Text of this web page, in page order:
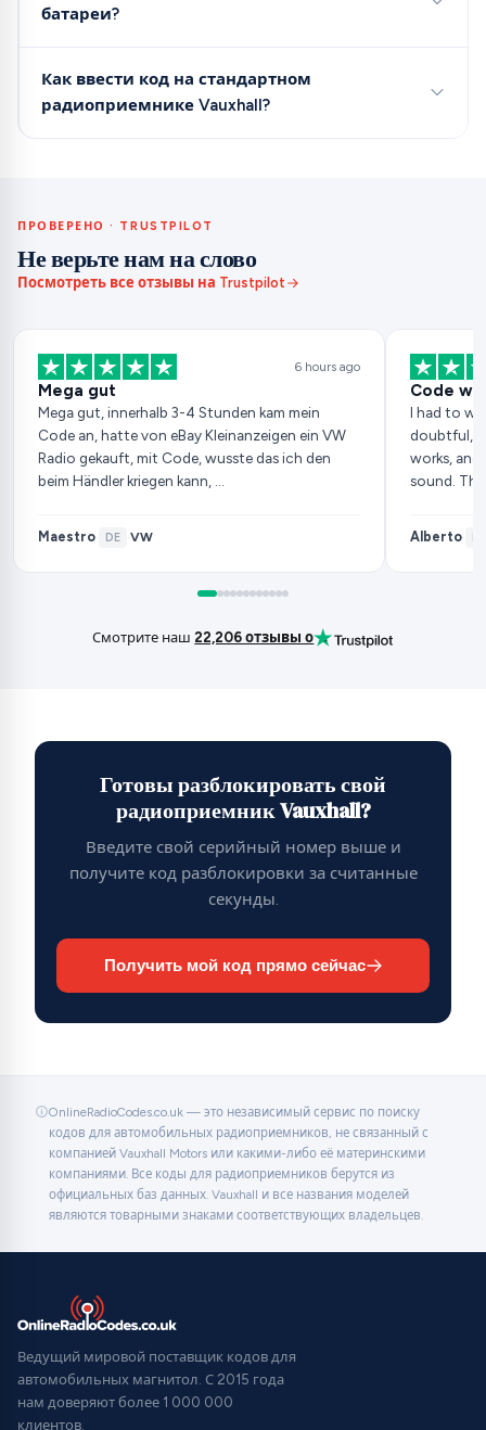
батареи?
Как ввести код на стандартном
радиоприемнике Vauxhall?
ПРОВЕРЕНО · TRUSTPILOT
Не верьте нам на слово
Посмотреть все отзывы на Trustpilot
6 hours ago
Mega gut
Mega gut, innerhalb 3-4 Stunden kam mein
Code an, hatte von eBay Kleinanzeigen ein VW
Radio gekauft, mit Code, wusste das ich den
beim Händler kriegen kann, …
Maestro· DE ·VW
Code
I had to
doubtful,
works, and
sound.
Alberto·
Смотрите наш22,206 отзывы о
Готовы разблокировать свой
радиоприемник Vauxhall?
Введите свой серийный номер выше и
получите код разблокировки за считанные
секунды.
Получить мой код прямо сейчас
OnlineRadioCodes.co.uk — это независимый сервис по поиску
кодов для автомобильных радиоприемников, не связанный с
компанией Vauxhall Motors или какими-либо её материнскими
компаниями. Все коды для радиоприемников берутся из
официальных баз данных. Vauxhall и все названия моделей
являются товарными знаками соответствующих владельцев.
Ведущий мировой поставщик кодов для
автомобильных магнитол. С 2015 года
нам доверяют более 1 000 000
клиентов.